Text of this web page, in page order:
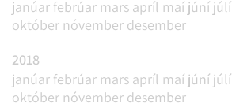
janúar febrúar mars apríl maí júní júlí
október nóvember desember
2018
janúar febrúar mars apríl maí júní júlí
október nóvember desember